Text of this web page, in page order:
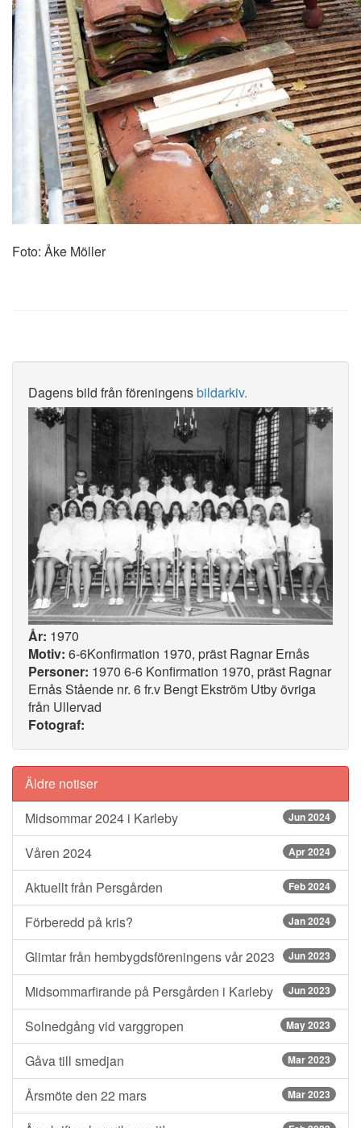
Foto: Åke Möller
Dagens bild från föreningensbildarkiv.
År: 1970
Motiv: 6-6Konfirmation 1970, präst Ragnar Ernås
Personer: 1970 6-6 Konfirmation 1970, präst Ragnar
Ernås Stående nr. 6 fr.v Bengt Ekström Utby övriga
från Ullervad
Fotograf:
Äldre notiser
Midsommar 2024 i Karleby
Jun 2024
Våren 2024 Apr 2024
Aktuellt från Persgården Feb 2024
Förberedd på kris? Jan 2024
Glimtar från hembygdsföreningens vår 2023 Jun 2023
Midsommarfirande på Persgården i Karleby Jun 2023
Solnedgång vid varggropen May 2023
Gåva till smedjan Mar 2023
Årsmöte den 22 mars Mar 2023